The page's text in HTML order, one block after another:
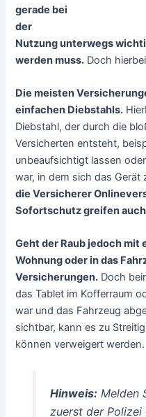
gerade bei
der
Nutzung unterwegs
werden muss. Doch
Die meisten
einfachen Diebstahls.
Diebstahl, der durch die
Versicherten entsteht,
unbeaufsichtigt lassen
war, in dem sich das
die Versicherer
Sofortschutz greifen
Geht der Raub jedoch mit
Wohnung oder in das
Versicherungen. Doch
das Tablet im Kofferraum
war und das Fahrzeug
sichtbar, kann es zu
können verweigert werden.
Hinweis:Melden
zuerst der Polizei